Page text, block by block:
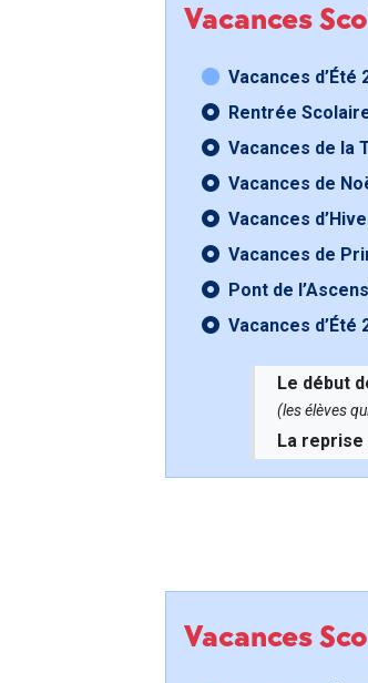
Vacances
Vacances d’Été
Rentrée
Vacances de la
Vacances de
Vacances
Vacances de
Pont de
Vacances d’Été
Le début
(les élèves
La
Vacances